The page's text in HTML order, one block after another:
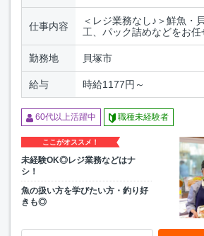
仕事内容
＜レジ業務なし♪＞鮮魚・
工、パック詰めなどをお任
勤務地 貝塚市
給与 時給1177円～
60代以上活躍中 職種未経験者
ここがオススメ！
未経験OK◎レジ業務などはナ
シ！
魚の扱い方を学びたい方・釣り好
きも◎